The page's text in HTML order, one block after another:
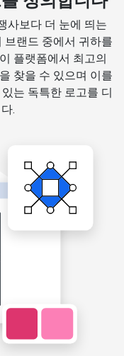
사보다 더 눈에 띄는
브랜드 중에서 귀하를
플랫폼에서 최고의
찾을 수 있으며 이를
는 독특한 로고를 디
.